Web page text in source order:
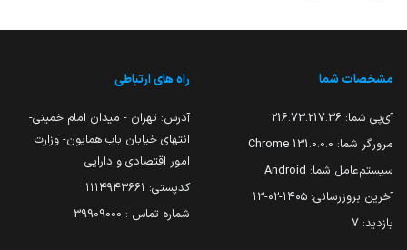
مشخصات شما
آی‌پی شما: 216.73.217.36
مرورگر شما: 131.0.0.0 Chrome
سیستم‌عامل شما: Android
آخرین بروزرسانی: ۱۴۰۵-۰۲-۱۳
بازدید: 7
راه های ارتباطی
آدرس: تهران - میدان امام خمینی-
انتهای خیابان باب همایون- وزارت
امور اقتصادی و دارایی
کدپستی: ۱۱۱۴۹۴۳۶۶۱
شماره تماس : 39909000